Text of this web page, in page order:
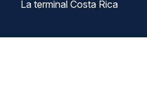
La terminal Costa Rica